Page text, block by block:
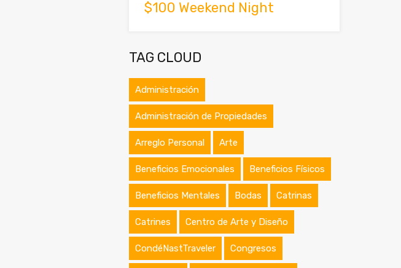
$100 Weekend Night
TAG CLOUD
Administración
Administración de Propiedades
Arreglo Personal Arte
Beneficios Emocionales Beneficios Físicos
Beneficios Mentales Bodas Catrinas
Catrines Centro de Arte y Diseño
CondéNastTraveler Congresos